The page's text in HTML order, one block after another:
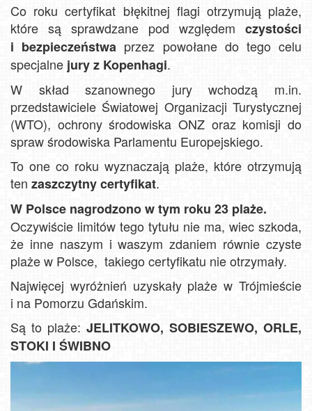
Co roku certyfikat błękitnej flagi otrzymują plaże,
które są sprawdzane pod względem czystości
i bezpieczeństwa przez powołane do tego celu
specjalne jury z Kopenhagi.
W skład szanownego jury wchodzą m.in.
przedstawiciele Światowej Organizacji Turystycznej
(WTO), ochrony środowiska ONZ oraz komisji do
spraw środowiska Parlamentu Europejskiego.
To one co roku wyznaczają plaże, które otrzymują
ten zaszczytny certyfikat.
W Polsce nagrodzono w tym roku 23 plaże.
Oczywiście limitów tego tytułu nie ma, wiec szkoda,
że inne naszym i waszym zdaniem równie czyste
plaże w Polsce, takiego certyfikatu nie otrzymały.
Najwięcej wyróżnień uzyskały plaże w Trójmieście
i na Pomorzu Gdańskim.
Są to plaże: JELITKOWO, SOBIESZEWO, ORLE,
STOKI I ŚWIBNO